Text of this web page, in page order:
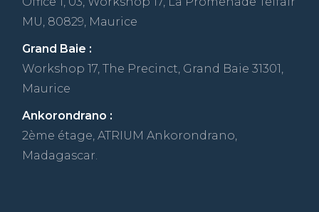
MU, 80829, Maurice
Grand Baie :
Workshop 17, The Precinct, Grand Baie 31301,
Maurice
Ankorondrano :
2ème étage, ATRIUM Ankorondrano,
Madagascar.